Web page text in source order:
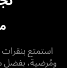
استمتع بنقرات